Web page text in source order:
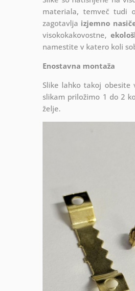
materiala, temveč tudi
zagotavlja izjemno
visokokakovostne,
namestite v katero koli
Enostavna montaža
Slike lahko takoj
slikam priložimo 1 do 2
želje.